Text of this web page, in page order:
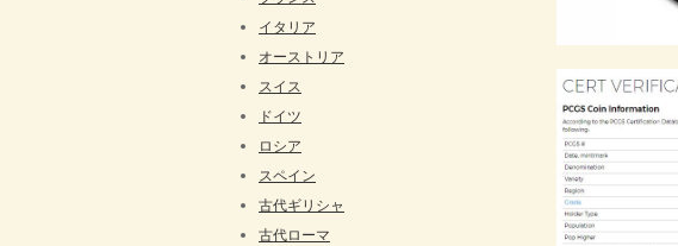
イタリア
オーストリア
スイス
ドイツ
ロシア
スペイン
古代ギリシャ
古代ローマ